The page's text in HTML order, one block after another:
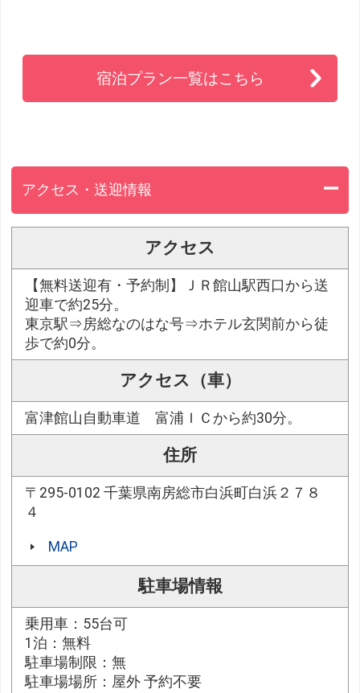
宿泊プラン一覧はこちら
アクセス・送迎情報
アクセス
【無料送迎有・予約制】ＪＲ館山駅西口から送
迎車で約25分。
東京駅⇒房総なのはな号⇒ホテル玄関前から徒
歩で約0分。
アクセス（車）
富津館山自動車道 富浦ＩＣから約30分。
住所
〒295-0102 千葉県南房総市白浜町白浜２７８
４
MAP
駐車場情報
乗用車：55台可
1泊：無料
駐車場制限：無
駐車場場所：屋外 予約不要